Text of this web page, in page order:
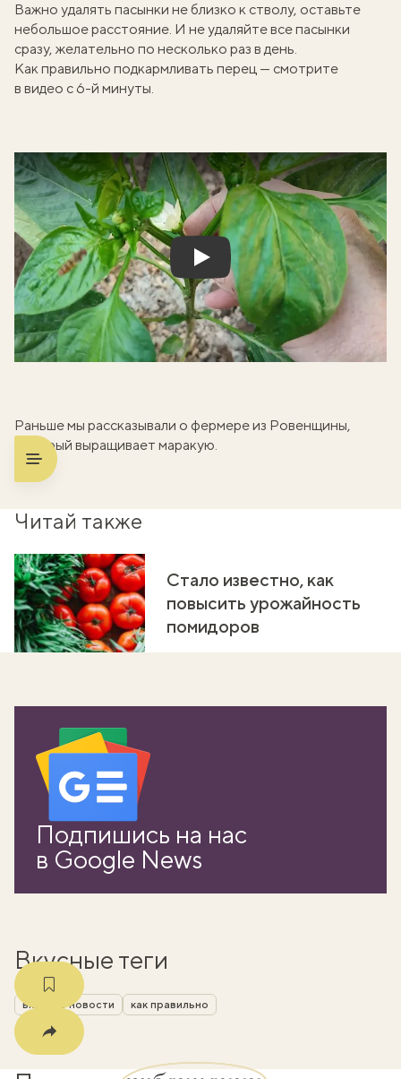
Важно удалять пасынки не близко к стволу, оставьте
небольшое расстояние. И не удаляйте все пасынки
сразу, желательно по несколько раз в день.
Как правильно подкармливать перец — смотрите
в видео с 6-й минуты.
Play
Раньше мы рассказывали о фермере из Ровенщины,
который выращивает маракую.
Читай также
Стало известно, как
повысить урожайность
помидоров
Подпишись на нас
в Google News
Вкусные теги
вкусные новости как правильно